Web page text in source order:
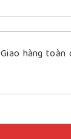
Giao hàng toàn